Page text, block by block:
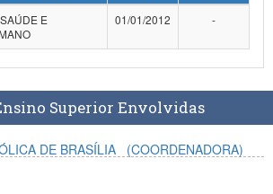
E
01/01/2012 -
Superior Envolvidas
DE BRASÍLIA
(COORDENADORA)